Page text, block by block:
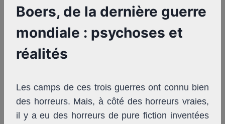
Boers, de la dernière guerre
mondiale : psychoses et
réalités
Les camps de ces trois guerres ont connu bien
des horreurs. Mais, à côté des horreurs vraies,
il y a eu des horreurs de pure fiction inventées